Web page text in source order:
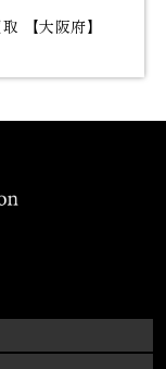
【大阪府】